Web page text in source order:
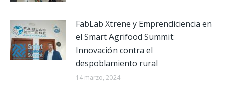
FabLab Xtrene y Emprendiciencia en
el Smart Agrifood Summit:
Innovación contra el
despoblamiento rural
14 marzo, 2024